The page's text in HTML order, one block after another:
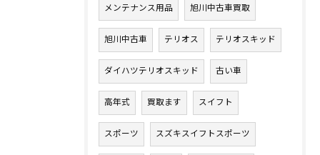
メンテナンス用品 旭川中古車買取
旭川中古車 テリオス テリオスキッド
ダイハツテリオスキッド 古い車
高年式 買取ます スイフト
スポーツ スズキスイフトスポーツ